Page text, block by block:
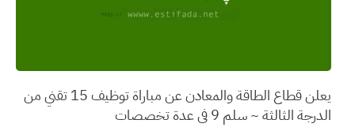
يعلن قطاع الطاقة والمعادن عن مباراة توظيف 15 تقني من
الدرجة الثالثة ~ سلم 9 في عدة تخصصات